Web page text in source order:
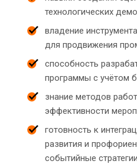
технологических
владение
для продвижения
способность
программы с учётом
знание методов
эффективности
готовность к
развития и
событийные